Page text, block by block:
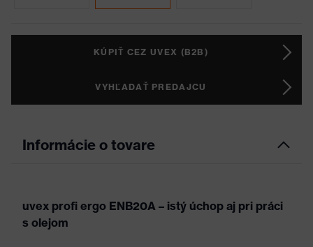
KÚPIŤ CEZ UVEX (B2B)
VYHĽADAŤ PREDAJCU
Informácie o tovare
uvex profi ergo ENB20A – istý úchop aj pri práci
s olejom